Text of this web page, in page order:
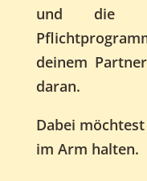
und die
deinem
daran.
Dabei
im Arm halten.